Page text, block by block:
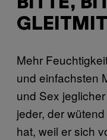
Mehr
und einfachsten
und Sex
jeder, der
hat, weil er sich